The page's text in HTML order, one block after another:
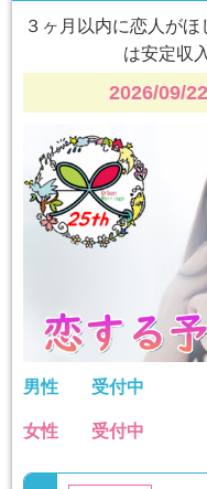
３ヶ月以内に恋人が
は安定収
2026/09/
男性 受付中
女性 受付中